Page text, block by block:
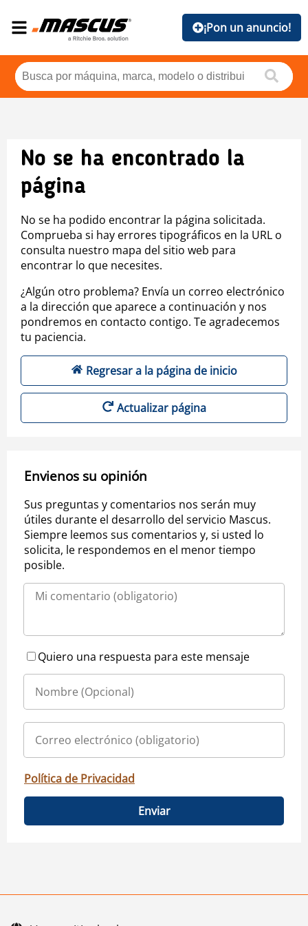
¡Pon un anuncio!
No se ha encontrado la
página
No se ha podido encontrar la página solicitada.
Comprueba si hay errores tipográficos en la URL o
consulta nuestro mapa del sitio web para
encontrar lo que necesites.
¿Algún otro problema? Envía un correo electrónico
a la dirección que aparece a continuación y nos
pondremos en contacto contigo. Te agradecemos
tu paciencia.
Regresar a la página de inicio
Actualizar página
Envienos su opinión
Sus preguntas y comentarios nos serán muy
útiles durante el desarrollo del servicio Mascus.
Siempre leemos sus comentarios y, si usted lo
solicita, le respondemos en el menor tiempo
posible.
Quiero una respuesta para este mensaje
Política de Privacidad
Enviar